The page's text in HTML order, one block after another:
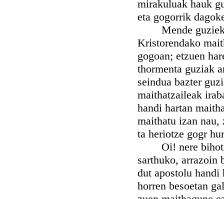
mirakuluak hauk
eta gogorrik
Mende guziek
Kristorendako
gogoan; etzuen
thormenta guziak
seindua bazter
maithatzaileak
handi hartan
maithatu izan nau,
ta heriotze gogr
Oi! nere
sarthuko, arrazoin
dut apostolu handi
horren besoetan